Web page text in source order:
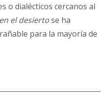
o dialécticos cercanos al
el desiertose ha
para la mayoría de